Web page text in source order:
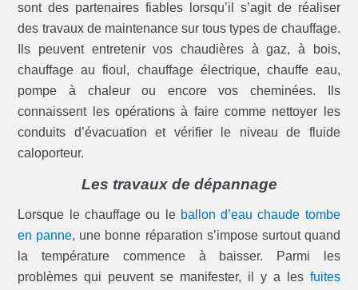
sont des partenaires fiables lorsqu’il s’agit de réaliser
des travaux de maintenance sur tous types de chauffage.
Ils peuvent entretenir vos chaudières à gaz, à bois,
chauffage au fioul, chauffage électrique, chauffe eau,
pompe à chaleur ou encore vos cheminées. Ils
connaissent les opérations à faire comme nettoyer les
conduits d’évacuation et vérifier le niveau de fluide
caloporteur.
Les travaux de dépannage
Lorsque le chauffage ou le ballon d’eau chaude tombe
en panne, une bonne réparation s’impose surtout quand
la température commence à baisser. Parmi les
problèmes qui peuvent se manifester, il y a les fuites